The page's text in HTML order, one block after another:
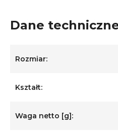
Dane
Rozmiar:
Kształt:
Waga netto [g]: